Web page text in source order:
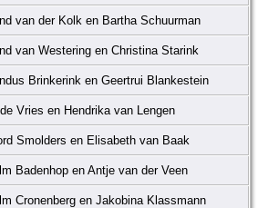
van der Kolk en Bartha Schuurman
van Westering en Christina Starink
Brinkerink en Geertrui Blankestein
Vries en Hendrika van Lengen
Smolders en Elisabeth van Baak
Badenhop en Antje van der Veen
Cronenberg en Jakobina Klassmann